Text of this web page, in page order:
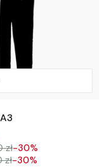
zł-30%
zł-30%